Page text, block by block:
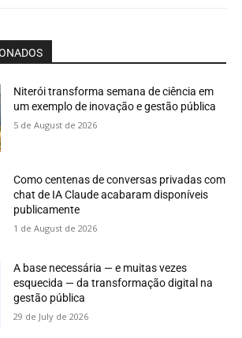
Niterói transforma semana de ciência em
um exemplo de inovação e gestão pública
5 de August de 2026
Como centenas de conversas privadas com
chat de IA Claude acabaram disponíveis
publicamente
1 de August de 2026
A base necessária — e muitas vezes
esquecida — da transformação digital na
gestão pública
29 de July de 2026